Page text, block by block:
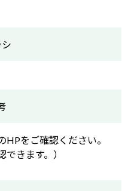
をご確認ください。
できます。）